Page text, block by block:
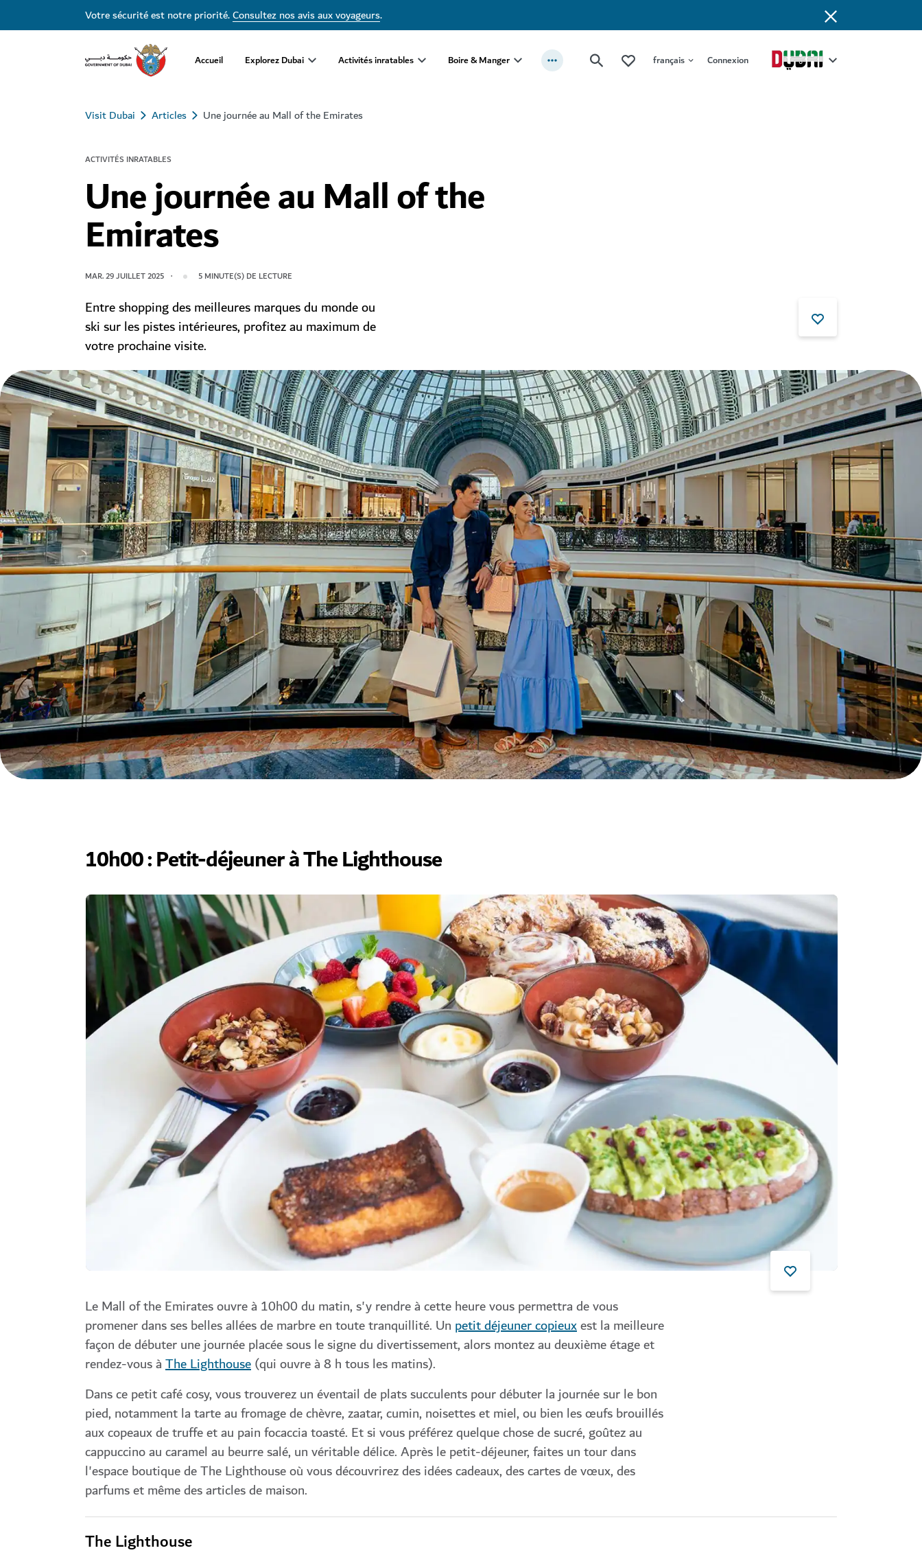
Votre sécurité est notre priorité.Consultez nos avis aux voyageurs.
Accueil Explorez Dubai Activités inratables Boire & Manger français Connexion
Visit Dubai Articles Une journée au Mall of the Emirates
ACTIVITÉS INRATABLES
Une journée au Mall of the
Emirates
MAR. 29 JUILLET 2025 5 MINUTE(S) DE LECTURE
Entre shopping des meilleures marques du monde ou
ski sur les pistes intérieures, profitez au maximum de
votre prochaine visite.
10h00 : Petit-déjeuner à The Lighthouse
Le Mall of the Emirates ouvre à 10h00 du matin, s'y rendre à cette heure vous permettra de vous
promener dans ses belles allées de marbre en toute tranquillité. Un petit déjeuner copieuxest la meilleure
façon de débuter une journée placée sous le signe du divertissement, alors montez au deuxième étage et
rendez-vous àThe Lighthouse(qui ouvre à 8 h tous les matins).
Dans ce petit café cosy, vous trouverez un éventail de plats succulents pour débuter la journée sur le bon
pied, notamment la tarte au fromage de chèvre, zaatar, cumin, noisettes et miel, ou bien les œufs brouillés
aux copeaux de truffe et au pain focaccia toasté. Et si vous préférez quelque chose de sucré, goûtez au
cappuccino au caramel au beurre salé, un véritable délice. Après le petit-déjeuner, faites un tour dans
l'espace boutique de The Lighthouse où vous découvrirez des idées cadeaux, des cartes de vœux, des
parfums et même des articles de maison.
The Lighthouse